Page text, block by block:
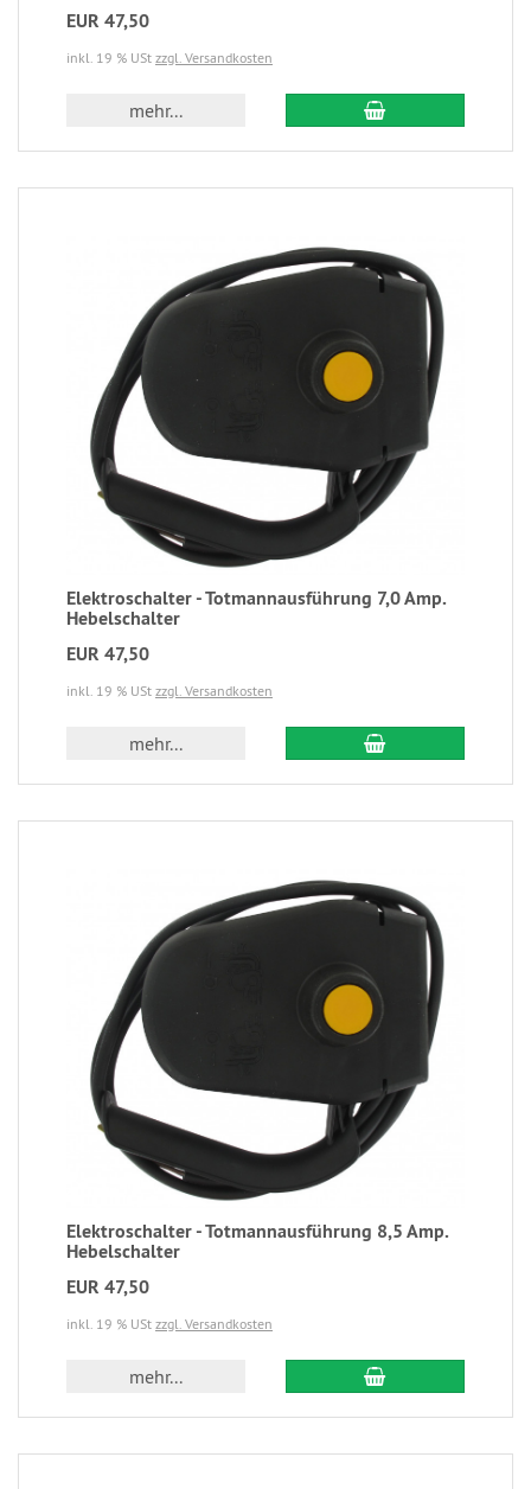
EUR 47,50
inkl. 19 % USt zzgl. Versandkosten
mehr...
Elektroschalter - Totmannausführung 7,0 Amp.
Hebelschalter
EUR 47,50
inkl. 19 % USt zzgl. Versandkosten
mehr...
Elektroschalter - Totmannausführung 8,5 Amp.
Hebelschalter
EUR 47,50
inkl. 19 % USt zzgl. Versandkosten
mehr...